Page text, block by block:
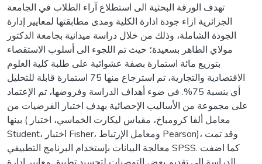
تهدف الورقة البحثية الى استطلاع آراء الطلاب في الجامعة
الجزائرية ازاء جودة ادارة الكلية ومدى مطابقتها لمعايير إدارة
الجودة الشاملة، وذلك من خلال دراسة ميدانية بجامعة الدكتور
مولاي الطاهر بسعيدة؛ حيث تم اللجوء الى أسلوب الاستقصاء
بتوزيع مائة استمارة بصفة عشوائية على طلبة كلية العلوم
الاقتصادية والتجارية، تم استرجاع منها 75 استمارة قابلة للتحليل
أي بنسبة 75%. في ضوء أهداف الدراسة وفروضها، تم الإعتماد
على مجموعة من الأساليب الإحصائية بهدف اختبار الفرضيات من
بينها ( معامل ألفا كرومباخ، مقياس ليكارت الخماسي، اختبار
Student، اختبار Fisher، ومعامل الإرتباط Pearson)، وقد تمت
معالجة البيانات بإستخدام البرنامج التطبيقي SPSS. كما اضفت